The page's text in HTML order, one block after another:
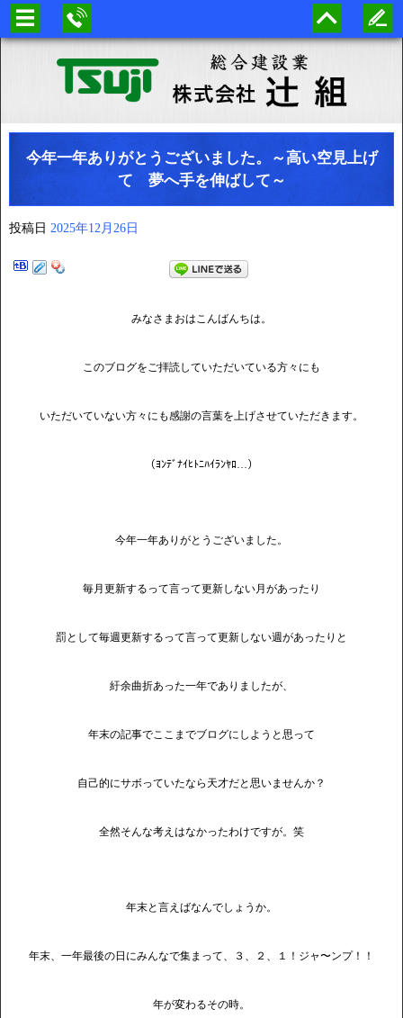
今年一年ありがとうございました。～高い空見上げ
て 夢へ手を伸ばして～
投稿日 2025年12月26日
みなさまおはこんばんちは。
このブログをご拝読していただいている方々にも
いただいていない方々にも感謝の言葉を上げさせていただきます。
（ﾖﾝﾃﾞﾅｲﾋﾄﾆﾊｲﾗﾝﾔﾛ…）
今年一年ありがとうございました。
毎月更新するって言って更新しない月があったり
罰として毎週更新するって言って更新しない週があったりと
紆余曲折あった一年でありましたが、
年末の記事でここまでブログにしようと思って
自己的にサボっていたなら天才だと思いませんか？
全然そんな考えはなかったわけですが。笑
年末と言えばなんでしょうか。
年末、一年最後の日にみんなで集まって、３、２、１！ジャ〜ンプ！！
年が変わるその時。